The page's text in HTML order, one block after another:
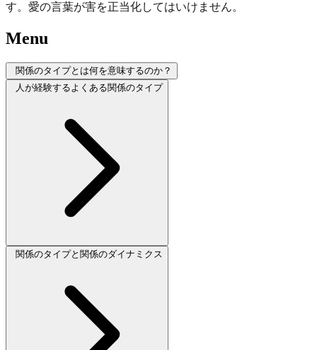
す。愛の言葉が害を正当化してはいけません。
Menu
関係のタイプとは何を意味するのか？
人が経験するよくある関係のタイプ
関係のタイプと関係のダイナミクス